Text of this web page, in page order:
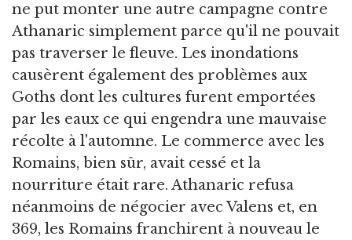
ne put monter une autre campagne contre
Athanaric simplement parce qu'il ne pouvait
pas traverser le fleuve. Les inondations
causèrent également des problèmes aux
Goths dont les cultures furent emportées
par les eaux ce qui engendra une mauvaise
récolte à l'automne. Le commerce avec les
Romains, bien sûr, avait cessé et la
nourriture était rare. Athanaric refusa
néanmoins de négocier avec Valens et, en
369, les Romains franchirent à nouveau le